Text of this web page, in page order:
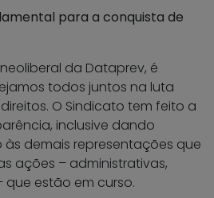
para a conquista de
da Dataprev, é
todos juntos na luta
O Sindicato tem feito a
inclusive dando
demais representações que
ações – administrativas,
que estão em curso.